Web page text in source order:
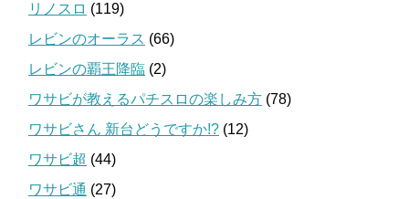
リノスロ (119)
レビンのオーラス (66)
レビンの覇王降臨 (2)
ワサビが教えるパチスロの楽しみ方 (78)
ワサビさん 新台どうですか!? (12)
ワサビ超 (44)
ワサビ通 (27)